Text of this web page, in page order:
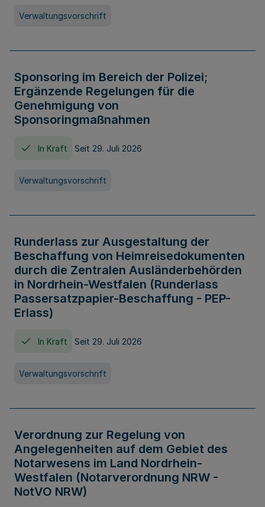
Verwaltungsvorschrift
Sponsoring im Bereich der Polizei;
Ergänzende Regelungen für die
Genehmigung von
Sponsoringmaßnahmen
In Kraft Seit 29. Juli 2026
Verwaltungsvorschrift
Runderlass zur Ausgestaltung der
Beschaffung von Heimreisedokumenten
durch die Zentralen Ausländerbehörden
in Nordrhein-Westfalen (Runderlass
Passersatzpapier-Beschaffung - PEP-
Erlass)
In Kraft Seit 29. Juli 2026
Verwaltungsvorschrift
Verordnung zur Regelung von
Angelegenheiten auf dem Gebiet des
Notarwesens im Land Nordrhein-
Westfalen (Notarverordnung NRW -
NotVO NRW)